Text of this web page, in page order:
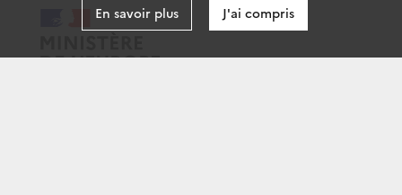
En savoir plus J'ai compris